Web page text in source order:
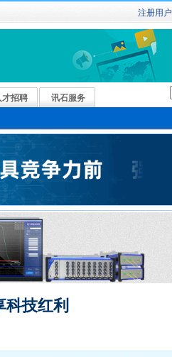
注册用户
才招聘 讯石服务
技红利